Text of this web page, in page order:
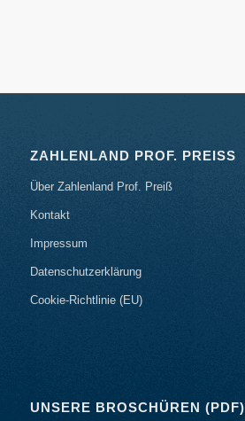
ZAHLENLAND PROF. PREISS
Über Zahlenland Prof. Preiß
Kontakt
Impressum
Datenschutzerklärung
Cookie-Richtlinie (EU)
UNSERE BROSCHÜREN (PDF)